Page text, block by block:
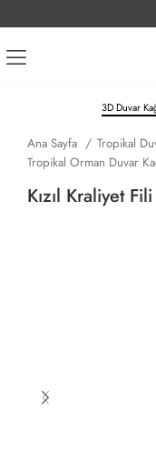
3D Duvar
Ana Sayfa
Tropikal
Tropikal Orman Duvar
Kızıl Kraliyet